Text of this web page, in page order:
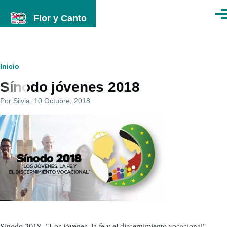
Flor y Canto
Ruta
de
navegación
Inicio
Sínodo jóvenes 2018
Por Silvia , 10 Octubre, 2018
Imagenes
programa